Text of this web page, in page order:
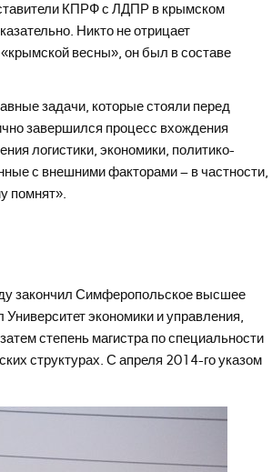
КПРФ с ЛДПР в крымском
Никто не отрицает
весны», он был в составе
задачи, которые стояли перед
завершился процесс вхождения
логистики, экономики, политико-
с внешними факторами – в частности,
помнят».
закончил Симферопольское высшее
экономики и управления,
степень магистра по специальности
структурах. С апреля 2014-го указом